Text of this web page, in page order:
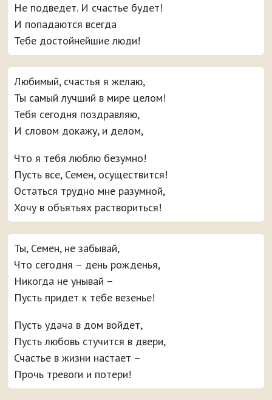
Не подведет. И счастье будет!
И попадаются всегда
Тебе достойнейшие люди!
Любимый, счастья я желаю,
Ты самый лучший в мире целом!
Тебя сегодня поздравляю,
И словом докажу, и делом,
Что я тебя люблю безумно!
Пусть все, Семен, осуществится!
Остаться трудно мне разумной,
Хочу в объятьях раствориться!
Ты, Семен, не забывай,
Что сегодня – день рожденья,
Никогда не унывай –
Пусть придет к тебе везенье!
Пусть удача в дом войдет,
Пусть любовь стучится в двери,
Счастье в жизни настает –
Прочь тревоги и потери!